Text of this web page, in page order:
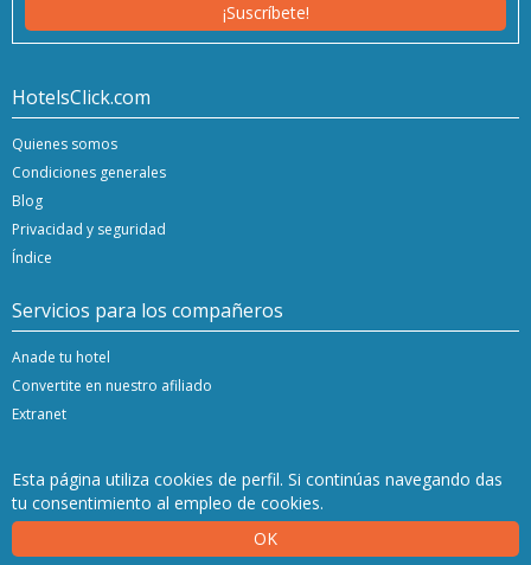
Esta página utiliza cookies de perfil. Si continúas navegando das
tu consentimiento al empleo de cookies.
OK
¡Suscríbete!
HotelsClick.com
Quienes somos
Condiciones generales
Blog
Privacidad y seguridad
Índice
Servicios para los compañeros
Anade tu hotel
Convertite en nuestro afiliado
Extranet
Copyright © 2020/24 Hashnap srl. Todos los derechos reservados | P.Iva 04396920276
Licencia de determinación 0027448 emitida el 20.01.2020 por la región de Veneto.